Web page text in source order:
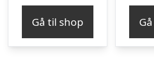
Gå til shop